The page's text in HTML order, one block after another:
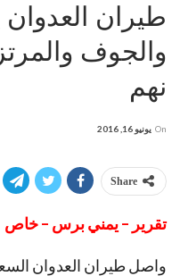
طيران
والجوف
نهم
On يونيو 16, 2016
Share
تقرير – يمني برس – خاص